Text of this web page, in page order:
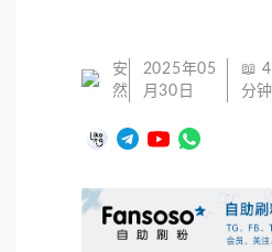
安
然
2025年05
月30日
📖 4
分钟